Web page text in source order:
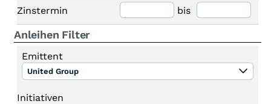
Zinstermin bis
Anleihen Filter
Emittent
United Group
Initiativen